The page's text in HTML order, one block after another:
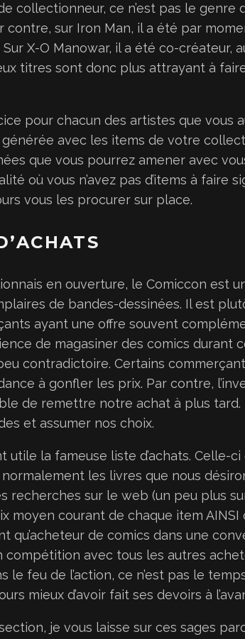
collectionneur, ce n’est pas le
contre, sur Iron Man, il a été par
X-O Manowar, il a été co-créateur,
titres sont donc plus attrayant à
pour chacun des artistes que vous
avec les items de votre
que vous pourrez amener avec
où vous n’avez pas d’items à faire
vous les procurer sur place.
en ouverture, le Comiccon est
de bandes-dessinées. Il est
ayant une offre souvent
de magasiner des comics durant
contradictoire. Certains
à gonfler les prix. Par contre,
de remettre notre achat à plus
et assumer nos choix.
utile la fameuse liste d’achats.
normalement les livres que nous
recherches sur le web (un peu plus
moyen courant de chaque item AINSI
qu’acheteur de comics dans une
compétition avec tous les autres
le feu de l’action, ce n’est pas le
mieux d’avoir fait ses devoirs à
je vous laisse sur ces sages